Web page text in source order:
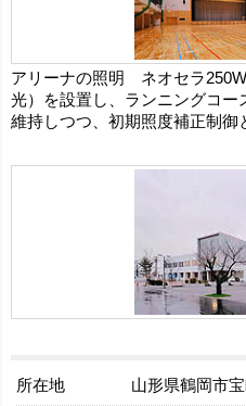
アリーナの照明 ネオセラ
光）を設置し、ランニングコー
維持しつつ、初期照度補正制御
所在地 山形県鶴岡市